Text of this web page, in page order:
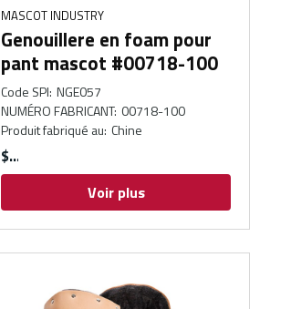
MASCOT INDUSTRY
Genouillere en foam pour
pant mascot #00718-100
Code SPI: NGE057
NUMÉRO FABRICANT: 00718-100
Produit fabriqué au: Chine
$
Voir plus